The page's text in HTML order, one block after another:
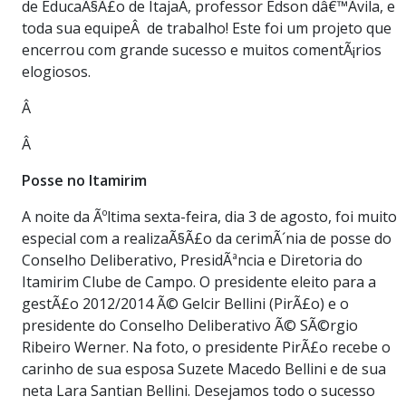
de EducaÃ§Ã£o de ItajaÃ­, professor Edson dâ€™Ãvila, e
toda sua equipeÂ de trabalho! Este foi um projeto que
encerrou com grande sucesso e muitos comentÃ¡rios
elogiosos.
Â
Â
Posse no Itamirim
A noite da Ãºltima sexta-feira, dia 3 de agosto, foi muito
especial com a realizaÃ§Ã£o da cerimÃ´nia de posse do
Conselho Deliberativo, PresidÃªncia e Diretoria do
Itamirim Clube de Campo. O presidente eleito para a
gestÃ£o 2012/2014 Ã© Gelcir Bellini (PirÃ£o) e o
presidente do Conselho Deliberativo Ã© SÃ©rgio
Ribeiro Werner. Na foto, o presidente PirÃ£o recebe o
carinho de sua esposa Suzete Macedo Bellini e de sua
neta Lara Santian Bellini. Desejamos todo o sucesso